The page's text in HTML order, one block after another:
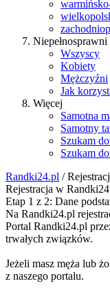
Niepełnosprawni
Wszyscy
Kobiety
Mężczyźni
Jak
Więcej
Samotna
Samotny
Szukam
Szukam
Randki24.pl /
Rejestracja w
Etap 1 z 2: Dane
Na Randki24.pl
Portal Randki24.pl
trwałych związków.
Jeżeli masz męża lub
z naszego portalu.